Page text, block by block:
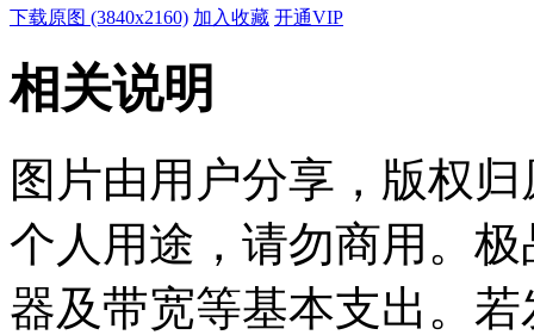
下载原图 (3840x2160) 加入收藏 开通VIP
相关说明
图片由用户分享，版权
个人用途，请勿商用。
器及带宽等基本支出。